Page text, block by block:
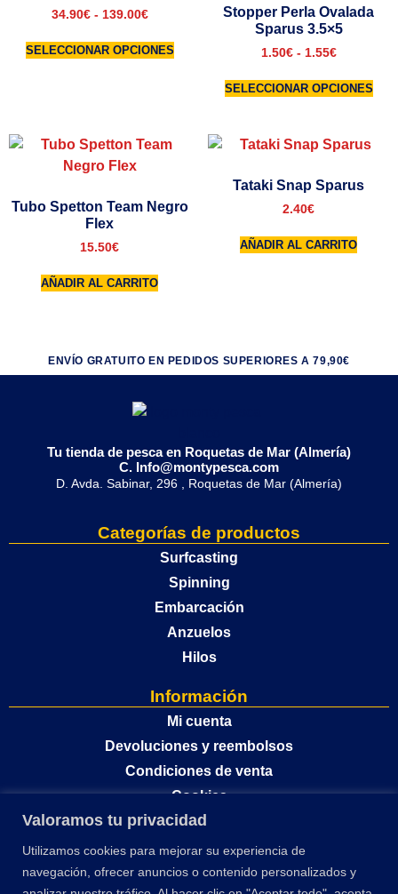
Valoramos tu privacidad
Utilizamos cookies para mejorar su experiencia de
navegación, ofrecer anuncios o contenido personalizados y
34.90€ - 139.00€
SELECCIONAR OPCIONES
Stopper Perla Ovalada
Sparus 3.5×5
1.50€ - 1.55€
SELECCIONAR OPCIONES
Tubo Spetton Team Negro
Flex
15.50€
AÑADIR AL CARRITO
Tataki Snap Sparus
2.40€
AÑADIR AL CARRITO
ENVÍO GRATUITO EN PEDIDOS SUPERIORES A 79,90€
Tu tienda de pesca en Roquetas de Mar (Almería)
C. Info@montypesca.com
D. Avda. Sabinar, 296 , Roquetas de Mar (Almería)
Categorías de productos
Surfcasting
Spinning
Embarcación
Anzuelos
Hilos
Información
Mi cuenta
Devoluciones y reembolsos
Condiciones de venta
Cookies
Política de privacidad